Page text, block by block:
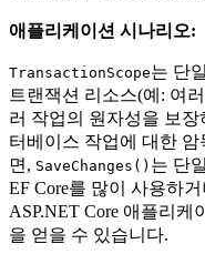
애플리케이션 시나리오:
TransactionScope는 단
트랜잭션 리소스(예: 여
러 작업의 원자성을 보장
터베이스 작업에 대한
면, SaveChanges() 는 단
EF Core를 많이 사용하
ASP.NET Core 애플리
을 얻을 수 있습니다.